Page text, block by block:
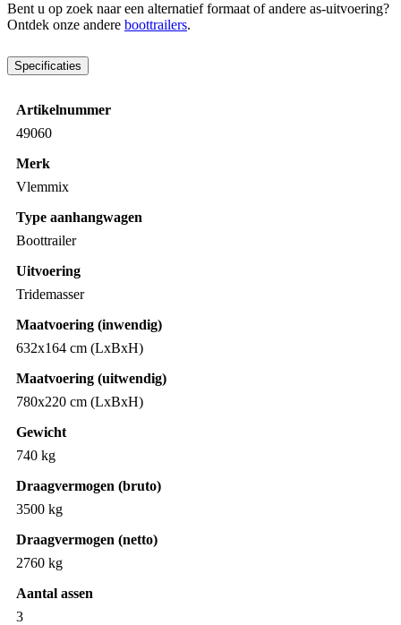
Bent u op zoek naar een alternatief formaat of andere as-uitvoering?
Ontdek onze andere boottrailers.
Specificaties
Artikelnummer
49060
Merk
Vlemmix
Type aanhangwagen
Boottrailer
Uitvoering
Tridemasser
Maatvoering (inwendig)
632x164 cm (LxBxH)
Maatvoering (uitwendig)
780x220 cm (LxBxH)
Gewicht
740 kg
Draagvermogen (bruto)
3500 kg
Draagvermogen (netto)
2760 kg
Aantal assen
3